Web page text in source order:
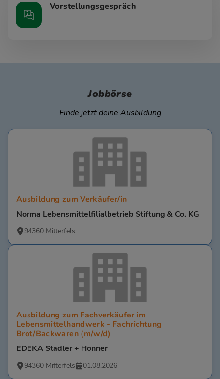
Vorstellungsgespräch
Jobbörse
Finde jetzt deine Ausbildung
Ausbildung zum Verkäufer/in
Norma Lebensmittelfilialbetrieb Stiftung & Co. KG
94360 Mitterfels
Ausbildung zum Fachverkäufer im
Lebensmittelhandwerk - Fachrichtung
Brot/Backwaren (m/w/d)
EDEKA Stadler + Honner
94360 Mitterfels 01.08.2026